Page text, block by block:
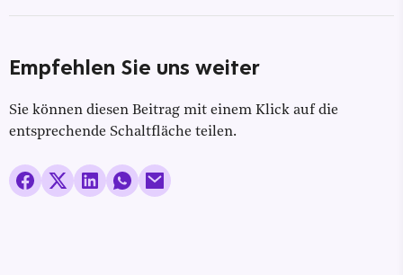
Empfehlen Sie uns weiter
Sie können diesen Beitrag mit einem Klick auf die
entsprechende Schaltfläche teilen.